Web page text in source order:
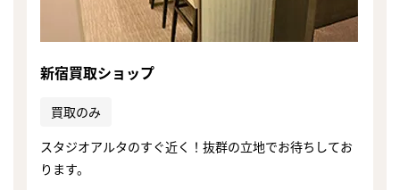
新宿買取ショップ
買取のみ
スタジオアルタのすぐ近く！抜群の立地でお待ちしてお
ります。